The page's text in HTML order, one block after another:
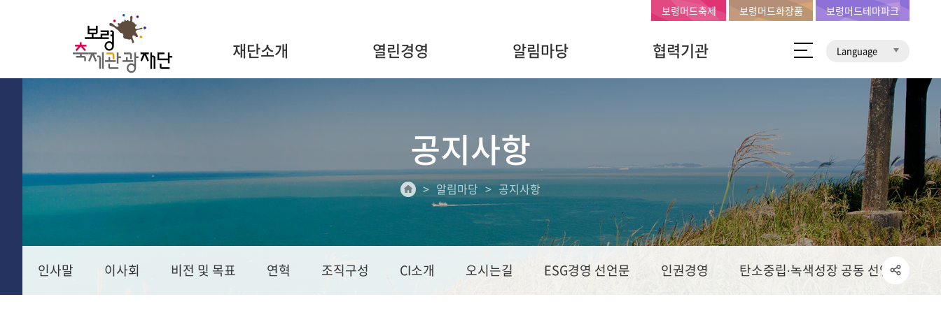
재단소개 열린경영 알림마당 협력기관 Language
보령머드축제 보령머드화장품 보령머드테마파크
공지사항
알림마당 공지사항
인사말 이사회 비전 및 목표 연혁 조직구성 CI소개 오시는길 ESG경영 선언문 인권경영 탄소중립∙녹색성장 공동 선언문